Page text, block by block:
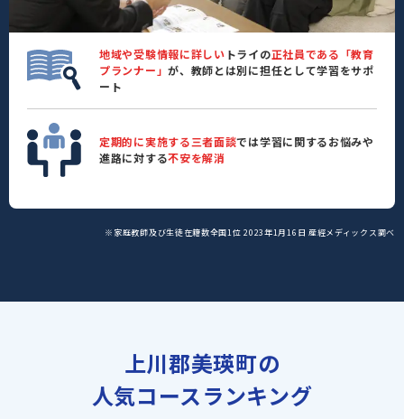
地域や受験情報に詳しい トライの正社員である「教育
プランナー」が、教師とは別に担任として学習をサポ
ート
定期的に実施する三者面談では学習に関するお悩みや
進路に対する不安を解消
※家庭教師及び生徒在籍数全国1位 2023年1月16日 産經メディックス調べ
上川郡美瑛町の
人気コースランキング